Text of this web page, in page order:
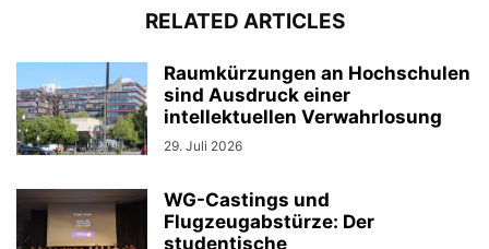
RELATED ARTICLES
Raumkürzungen an Hochschulen
sind Ausdruck einer
intellektuellen Verwahrlosung
29. Juli 2026
WG-Castings und
Flugzeugabstürze: Der
studentische